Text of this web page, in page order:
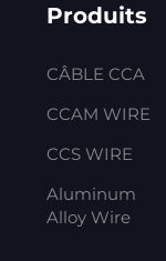
Produits
CÂBLE CCA
CCAM WIRE
CCS WIRE
Aluminum
Alloy Wire